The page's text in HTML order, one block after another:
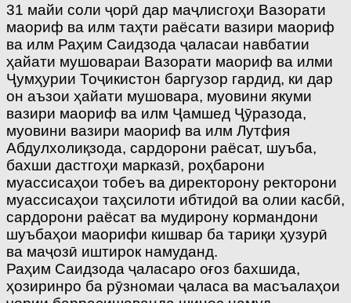
31 майи соли ҷорӣ дар маҷлисгоҳи Вазорати
маориф ва илм таҳти раёсати вазири маориф
ва илм Раҳим Саидзода ҷаласаи навбатии
ҳайати мушовараи Вазорати маориф ва илми
Ҷумҳурии Тоҷикистон баргузор гардид, ки дар
он аъзои ҳайати мушовара, муовини якуми
вазири маориф ва илм Ҷамшед Ҷӯразода,
муовини вазири маориф ва илм Лутфия
Абдулхолиқзода, сардорони раёсат, шуъба,
бахши дастгоҳи марказӣ, роҳбарони
муассисаҳои тобеъ ва директорону ректорони
муассисаҳои таҳсилоти ибтидоӣ ва олии касбӣ,
сардорони раёсат ва мудирону кормандони
шуъбаҳои маорифи кишвар ба тариқи ҳузурӣ
ва маҷозӣ иштирок намуданд.
Раҳим Саидзода ҷаласаро оғоз бахшида,
ҳозиринро ба рӯзномаи ҷаласа ва масъалаҳои